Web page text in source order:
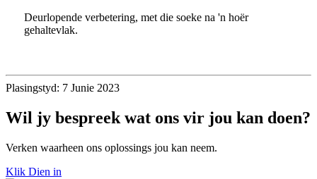
Deurlopende verbetering, met die soeke na 'n hoër
gehaltevlak.
Plasingstyd: 7 Junie 2023
Wil jy bespreek wat ons vir jou kan doen?
Verken waarheen ons oplossings jou kan neem.
Klik Dien in